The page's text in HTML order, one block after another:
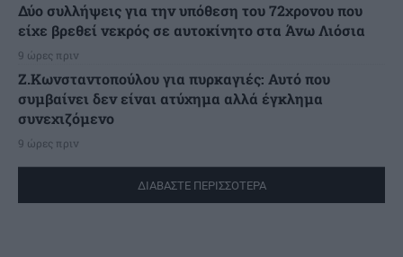
Δύο συλλήψεις για την υπόθεση του 72χρονου που
είχε βρεθεί νεκρός σε αυτοκίνητο στα Άνω Λιόσια
9 ώρες πριν
Ζ.Κωνσταντοπούλου για πυρκαγιές: Αυτό που
συμβαίνει δεν είναι ατύχημα αλλά έγκλημα
συνεχιζόμενο
9 ώρες πριν
ΔΙΑΒΑΣΤΕ ΠΕΡΙΣΣΟΤΕΡΑ